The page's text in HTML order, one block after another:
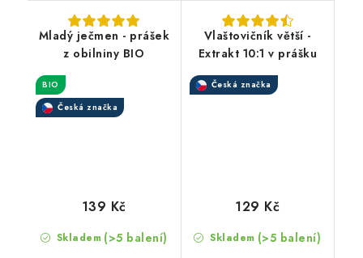
Mladý ječmen - prášek
z obilniny BIO
BIO
Česká značka
Skladem (>5 balení)
139 Kč
Vlaštovičník větší -
Extrakt 10:1 v prášku
Česká značka
Skladem (>5 balení)
129 Kč